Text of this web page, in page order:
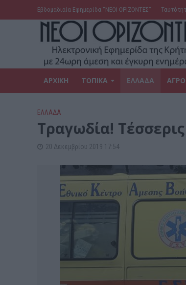
Εβδομαδιαία Εφημερίδα ‘’ΝΕΟΙ ΟΡΙΖΟΝΤΕΣ’’
ΑΡΧΙΚΗ ΤΟΠΙΚΑ ΕΛΛΑΔΑ
ΕΛΛΑΔΑ
Τραγωδία!
20 Δεκεμβρίου 2019 17:54